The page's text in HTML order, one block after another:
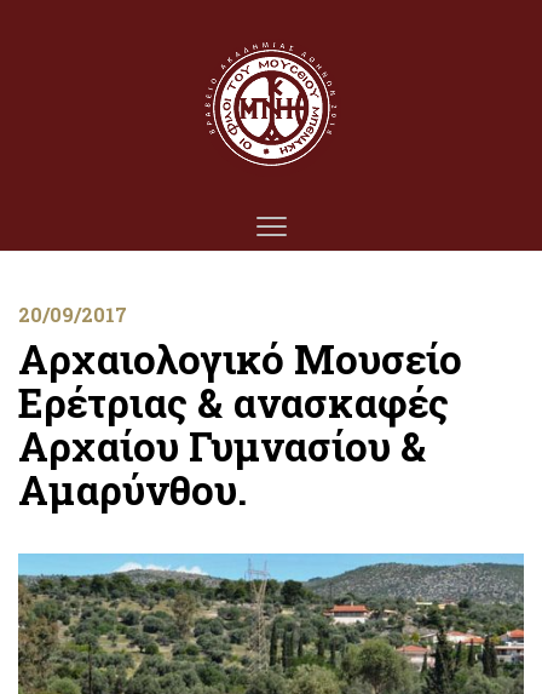
20/09/2017
Αρχαιολογικό Μουσείο
Ερέτριας & ανασκαφές
Αρχαίου Γυμνασίου &
Αμαρύνθου.